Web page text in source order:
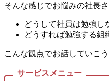
そんな感じでお悩みの社長
どうして社員は勉強し
どうすれば勉強する組
こんな観点でお話していこう